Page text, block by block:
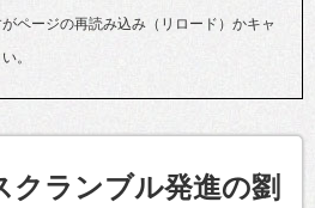
ページの再読み込み（リロード）かキャ
。
クランブル発進の劉